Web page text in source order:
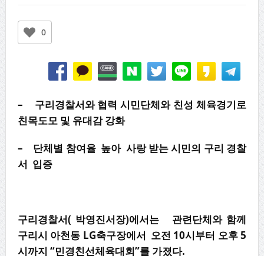
0
– 구리경찰서와 협력 시민단체와 친성 체육경기로
친목도모 및 유대감 강화
– 단체별 참여율 높아 사랑 받는 시민의 구리 경찰
서 입증
구리경찰서( 박영진서장)에서는 관련단체와 함께
구리시 아천동 LG축구장에서 오전 10시부터 오후 5
시까지 “민경친선체육대회”를 가졌다.